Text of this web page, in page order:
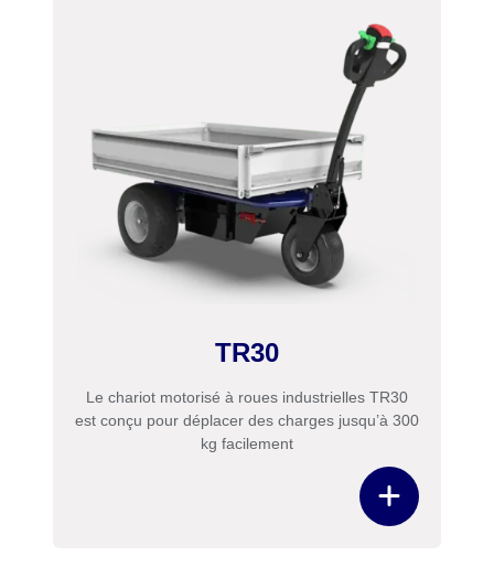
TR30
Le chariot motorisé à roues industrielles TR30
est conçu pour déplacer des charges jusqu’à 300
kg facilement